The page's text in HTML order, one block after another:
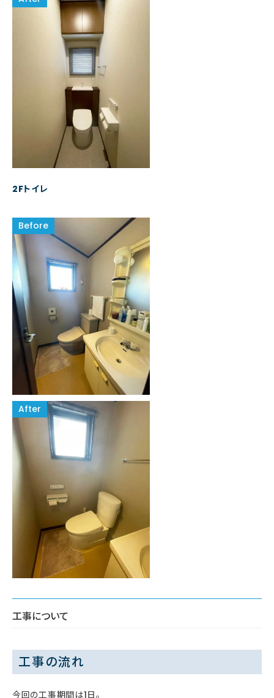
2Fトイレ
工事について
工事の流れ
今回の工事期間は1日。